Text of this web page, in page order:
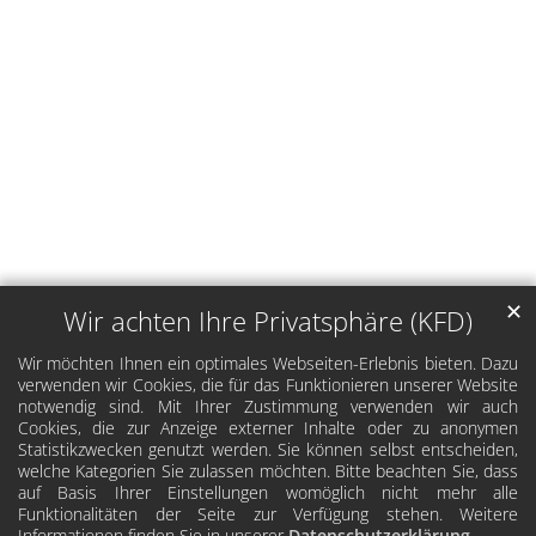
Wir achten Ihre Privatsphäre (KFD)
Wir möchten Ihnen ein optimales Webseiten-Erlebnis bieten. Dazu
verwenden wir Cookies, die für das Funktionieren unserer Website
notwendig sind. Mit Ihrer Zustimmung verwenden wir auch
Cookies, die zur Anzeige externer Inhalte oder zu anonymen
Statistikzwecken genutzt werden. Sie können selbst entscheiden,
welche Kategorien Sie zulassen möchten. Bitte beachten Sie, dass
auf Basis Ihrer Einstellungen womöglich nicht mehr alle
Funktionalitäten der Seite zur Verfügung stehen. Weitere
✕